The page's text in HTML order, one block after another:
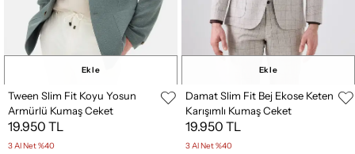
Ekle
Tween Slim Fit Koyu Yosun
Armürlü Kumaş Ceket
19.950 TL
3 Al Net %40
Ekle
Damat Slim Fit Bej Ekose Keten
Karışımlı Kumaş Ceket
19.950 TL
3 Al Net %40